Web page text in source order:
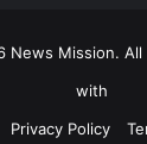
News Mission.
with
Privacy Policy